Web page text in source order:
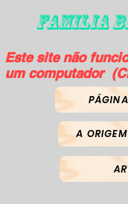
FAMILIA
Este site não
um computador
A